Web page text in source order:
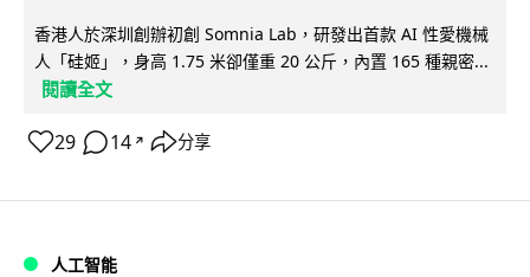
香港人於深圳創辦初創 Somnia Lab，研發出首款 AI 性愛機械
人「硅姬」，身高 1.75 米卻僅重 20 公斤，內置 165 種親密...
閱讀全文
29 14 ↗ 分享
人工智能